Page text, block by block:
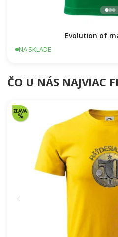
Evolution of
NA SKLADE
ČO U NÁS NAJVIAC